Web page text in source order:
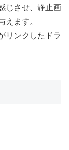
じさせ、静止画
えます。
リンクしたドラ